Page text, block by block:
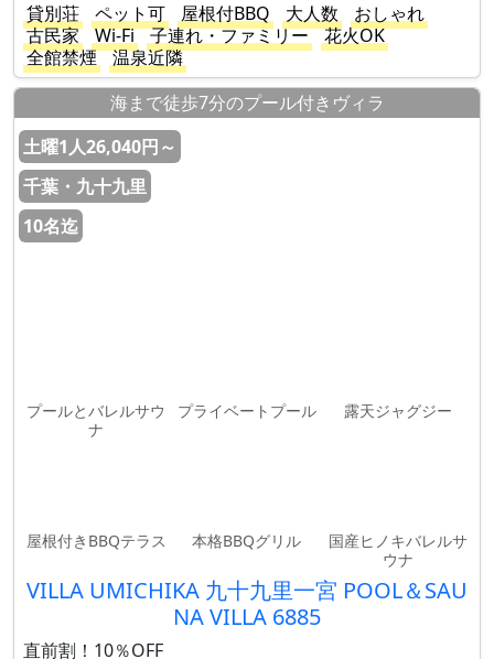
貸別荘
ペット可 屋根付BBQ 大人数
おしゃれ
古民家
Wi-Fi 子連れ・ファミリー
花火OK
全館禁煙
温泉近隣
海まで徒歩7分のプール付きヴィラ
土曜1人26,040円～
千葉・九十九里
10名迄
プールとバレルサウ
ナ
プライベートプール 露天ジャグジー
屋根付きBBQテラス 本格BBQグリル
国産ヒノキバレルサ
ウナ
VILLA UMICHIKA 九十九里一宮 POOL＆SAU
NA VILLA 6885
直前割！10％OFF